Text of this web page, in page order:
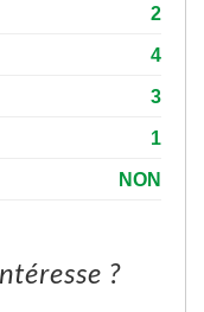
2
4
3
1
NON
?